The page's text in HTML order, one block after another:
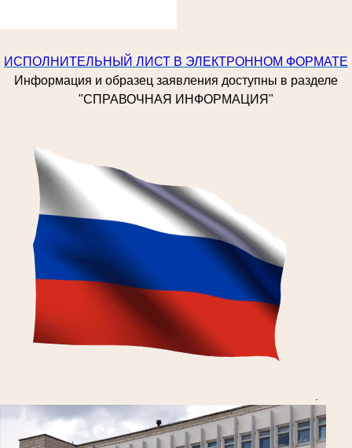
ИСПОЛНИТЕЛЬНЫЙ ЛИСТ В ЭЛЕКТРОННОМ ФОРМАТЕ
Информация и образец заявления доступны в разделе
"СПРАВОЧНАЯ ИНФОРМАЦИЯ"